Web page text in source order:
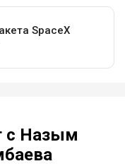
с Назым